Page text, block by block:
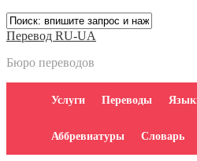
Перевод RU-UA
Бюро переводов
Услуги Переводы
Аббревиатуры Словарь